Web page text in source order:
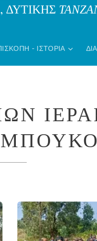
- ΙΣΤΟΡΊΑ